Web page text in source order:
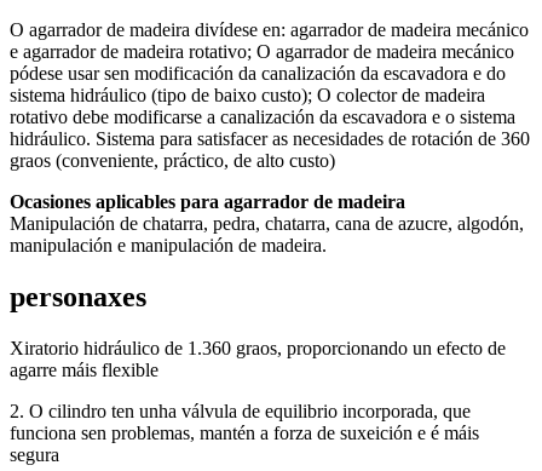
O agarrador de madeira divídese en: agarrador de madeira mecánico
e agarrador de madeira rotativo; O agarrador de madeira mecánico
pódese usar sen modificación da canalización da escavadora e do
sistema hidráulico (tipo de baixo custo); O colector de madeira
rotativo debe modificarse a canalización da escavadora e o sistema
hidráulico. Sistema para satisfacer as necesidades de rotación de 360
​​graos (conveniente, práctico, de alto custo)
Ocasiones aplicables para agarrador de madeira
Manipulación de chatarra, pedra, chatarra, cana de azucre, algodón,
manipulación e manipulación de madeira.
personaxes
Xiratorio hidráulico de 1.360 graos, proporcionando un efecto de
agarre máis flexible
2. O cilindro ten unha válvula de equilibrio incorporada, que
funciona sen problemas, mantén a forza de suxeición e é máis
segura